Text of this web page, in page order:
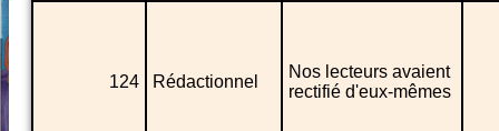
124 Rédactionnel
Nos lecteurs avaient
rectifié d'eux-mêmes